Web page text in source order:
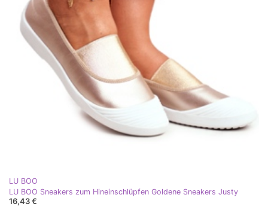
LU BOO
LU BOO Sneakers zum Hineinschlüpfen Goldene Sneakers Justy
16,43 €